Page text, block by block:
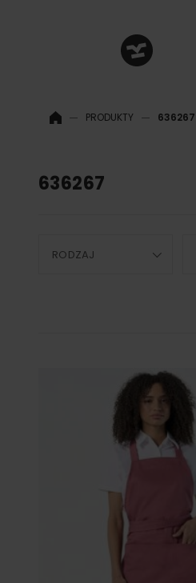
PRODUKTY 636267
636267
RODZAJ